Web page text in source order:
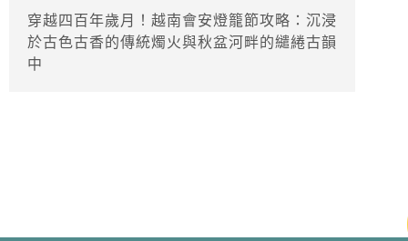
穿越四百年歲月！越南會安燈籠節攻略：沉浸
於古色古香的傳統燭火與秋盆河畔的繾綣古韻
中